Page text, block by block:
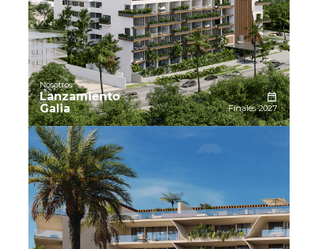
Nosotros
Lanzamiento
Galia
Finales 2027